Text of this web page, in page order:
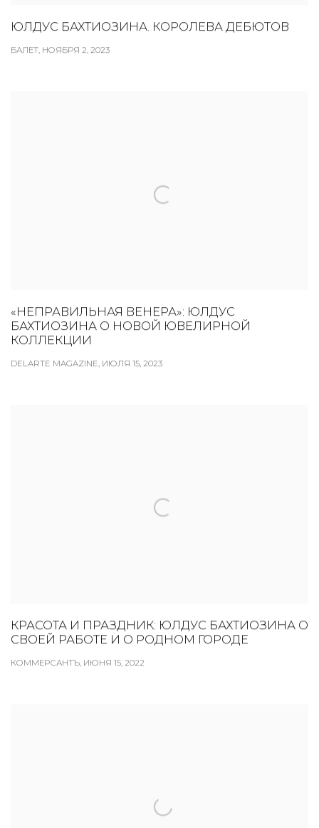
ЮЛДУС БАХТИОЗИНА. КОРОЛЕВА ДЕБЮТОВ
БАЛЕТ, НОЯБРЯ 2, 2023
«НЕПРАВИЛЬНАЯ ВЕНЕРА»: ЮЛДУС
БАХТИОЗИНА О НОВОЙ ЮВЕЛИРНОЙ
КОЛЛЕКЦИИ
DELARTE MAGAZINE, ИЮЛЯ 15, 2023
КРАСОТА И ПРАЗДНИК: ЮЛДУС БАХТИОЗИНА О
СВОЕЙ РАБОТЕ И О РОДНОМ ГОРОДЕ
КОММЕРСАНТЪ, ИЮНЯ 15, 2022